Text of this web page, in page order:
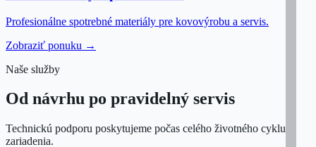
Profesionálne spotrebné materiály pre kovovýrobu a servis.
Zobraziť ponuku →
Naše služby
Od návrhu po pravidelný servis
Technickú podporu poskytujeme počas celého životného cyklu
zariadenia.